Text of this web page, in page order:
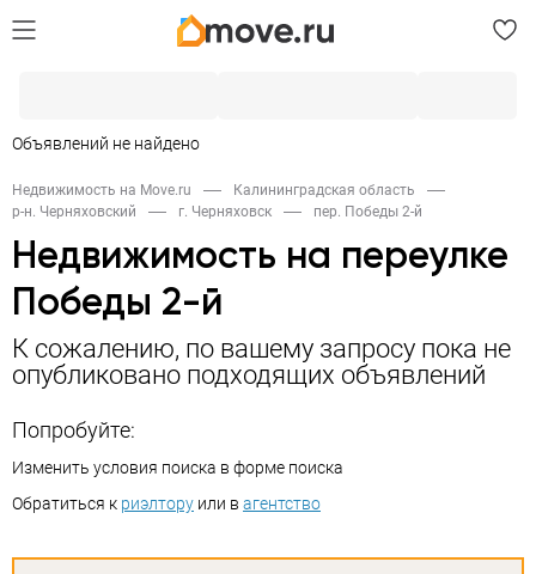
Объявлений не найдено
Недвижимость на Move.ru
Калининградская область
р-н. Черняховский
г. Черняховск пер. Победы 2-й
Недвижимость на переулке
Победы 2-й
К сожалению, по вашему запросу пока не
опубликовано подходящих объявлений
Попробуйте:
Изменить условия поиска в форме поиска
Обратиться к риэлтору или в агентство